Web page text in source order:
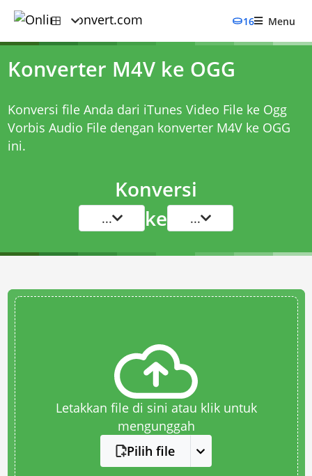
16 Menu
Konverter M4V ke OGG
Konversi file Anda dari iTunes Video File ke Ogg
Vorbis Audio File dengan konverter M4V ke OGG
ini.
Konversi
... ke ...
Letakkan file di sini atau klik untuk
mengunggah
Pilih file